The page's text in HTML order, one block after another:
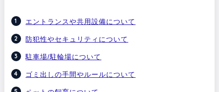
エントランスや共用設備について
防犯性やセキュリティについて
駐車場/駐輪場について
ゴミ出しの手間やルールについて